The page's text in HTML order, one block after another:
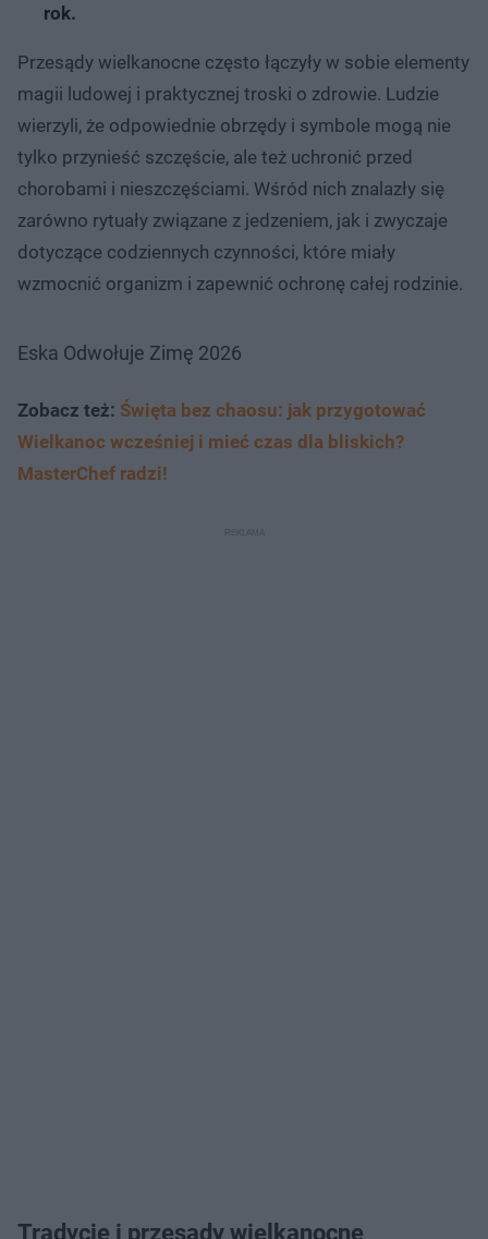
rok.
Przesądy wielkanocne często łączyły w sobie elementy
magii ludowej i praktycznej troski o zdrowie. Ludzie
wierzyli, że odpowiednie obrzędy i symbole mogą nie
tylko przynieść szczęście, ale też uchronić przed
chorobami i nieszczęściami. Wśród nich znalazły się
zarówno rytuały związane z jedzeniem, jak i zwyczaje
dotyczące codziennych czynności, które miały
wzmocnić organizm i zapewnić ochronę całej rodzinie.
Eska Odwołuje Zimę 2026
Zobacz też: Święta bez chaosu: jak przygotować
Wielkanoc wcześniej i mieć czas dla bliskich?
MasterChef radzi!
Tradycje i przesądy wielkanocne